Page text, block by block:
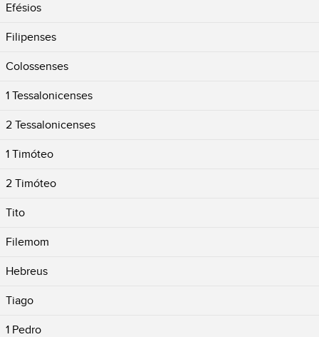
Efésios
Filipenses
Colossenses
1 Tessalonicenses
2 Tessalonicenses
1 Timóteo
2 Timóteo
Tito
Filemom
Hebreus
Tiago
1 Pedro